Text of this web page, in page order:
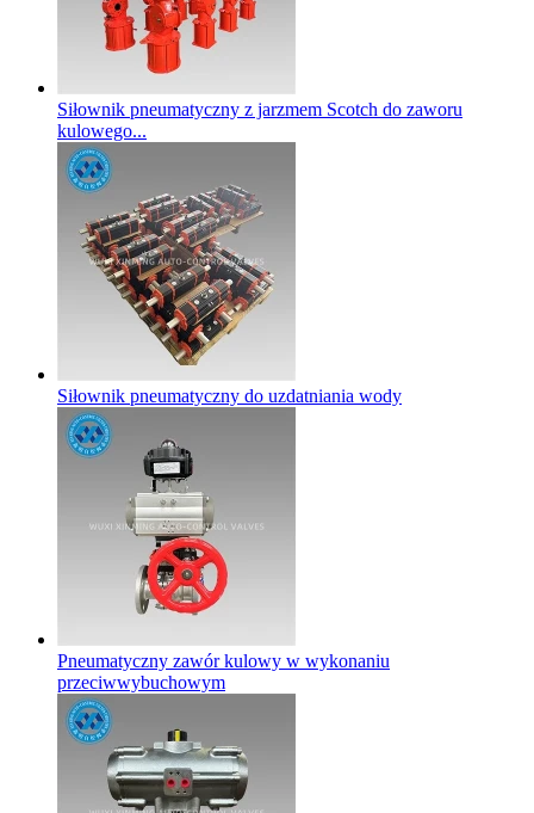
Siłownik pneumatyczny z jarzmem Scotch do zaworu
kulowego...
Siłownik pneumatyczny do uzdatniania wody
Pneumatyczny zawór kulowy w wykonaniu
przeciwwybuchowym